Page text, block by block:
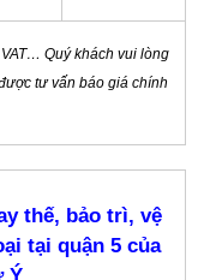
Quý khách vui lòng
tư vấn báo giá chính
thế, bảo trì, vệ
tại quận 5 của